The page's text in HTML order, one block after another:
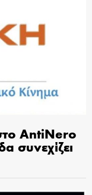
AntiNero
συνεχίζει